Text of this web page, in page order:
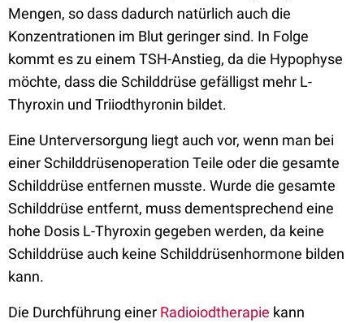
Mengen, so dass dadurch natürlich auch die
Konzentrationen im Blut geringer sind. In Folge
kommt es zu einem TSH-Anstieg, da die Hypophyse
möchte, dass die Schilddrüse gefälligst mehr L-
Thyroxin und Triiodthyronin bildet.
Eine Unterversorgung liegt auch vor, wenn man bei
einer Schilddrüsenoperation Teile oder die gesamte
Schilddrüse entfernen musste. Wurde die gesamte
Schilddrüse entfernt, muss dementsprechend eine
hohe Dosis L-Thyroxin gegeben werden, da keine
Schilddrüse auch keine Schilddrüsenhormone bilden
kann.
Die Durchführung einer Radioiodtherapie kann